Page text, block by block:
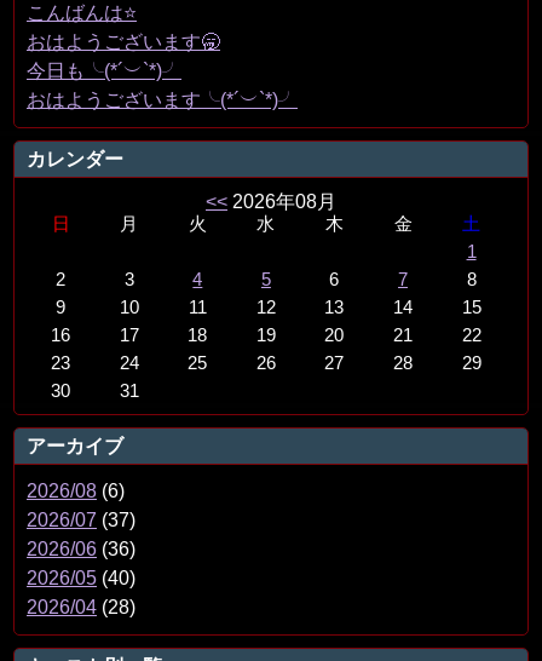
こんばんは⭐️
おはようございます🥱
今日も╰(*´︶`*)╯
おはようございます╰(*´︶`*)╯
カレンダー
<< 2026年08月
日 月 火 水 木 金
土
1
2
3 4 5 6 7
8
9
10 11 12 13 14
15
16
17 18 19 20 21
22
23
24 25 26 27 28
29
30
31
アーカイブ
2026/08 (6)
2026/07 (37)
2026/06 (36)
2026/05 (40)
2026/04 (28)